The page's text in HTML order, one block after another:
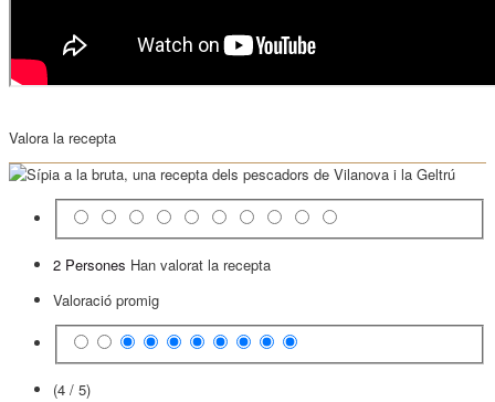
Valora la recepta
2 Persones Han valorat la recepta
Valoració promig
(4 / 5)